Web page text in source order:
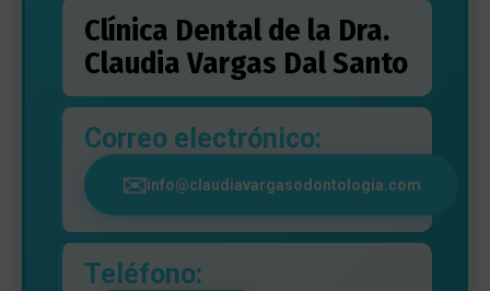
Clínica Dental de la Dra.
Claudia Vargas Dal Santo
Correo electrónico:
info@claudiavargasodontologia.com
Teléfono: